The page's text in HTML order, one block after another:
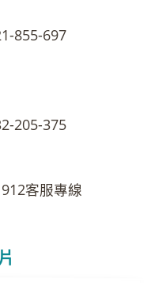
855-697
205-375
客服專線